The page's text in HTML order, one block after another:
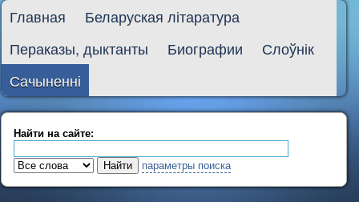
Главная
Беларуская літаратура
Пераказы, дыктанты
Биографии
Слоўнік
Сачыненні
Найти на сайте:
параметры поиска